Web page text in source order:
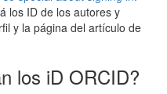
los ID de los autores y
y la página del artículo de
los iD ORCID?